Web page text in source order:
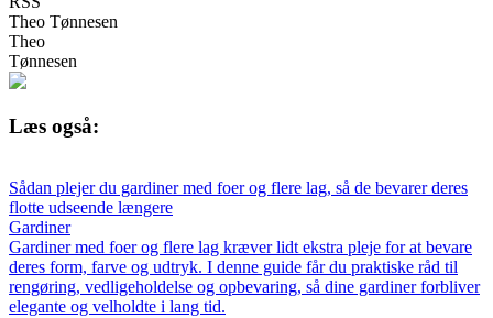
Theo Tønnesen
Theo
Tønnesen
Læs også:
Sådan plejer du gardiner med foer og flere lag, så de bevarer deres
flotte udseende længere
Gardiner
Gardiner med foer og flere lag kræver lidt ekstra pleje for at bevare
deres form, farve og udtryk. I denne guide får du praktiske råd til
rengøring, vedligeholdelse og opbevaring, så dine gardiner forbliver
elegante og velholdte i lang tid.